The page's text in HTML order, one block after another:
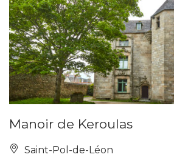
Manoir de Keroulas
Saint-Pol-de-Léon